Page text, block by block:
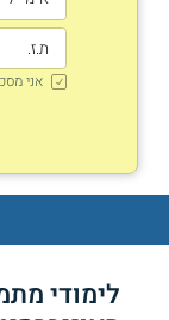
אני
לימודי